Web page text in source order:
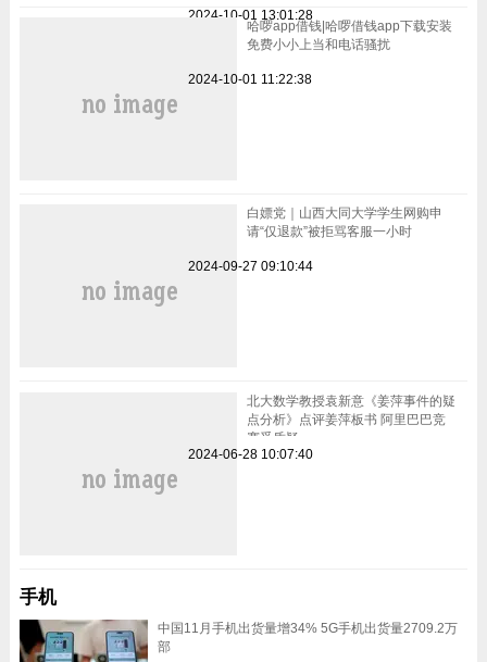
2024-10-01 13:01:28
哈啰app借钱|哈啰借钱app下载安装
免费小小上当和电话骚扰
2024-10-01 11:22:38
白嫖党｜山西大同大学学生网购申
请“仅退款”被拒骂客服一小时
2024-09-27 09:10:44
北大数学教授袁新意《姜萍事件的疑
点分析》点评姜萍板书 阿里巴巴竞
赛受质疑
2024-06-28 10:07:40
手机
中国11月手机出货量增34% 5G手机出货量2709.2万
部